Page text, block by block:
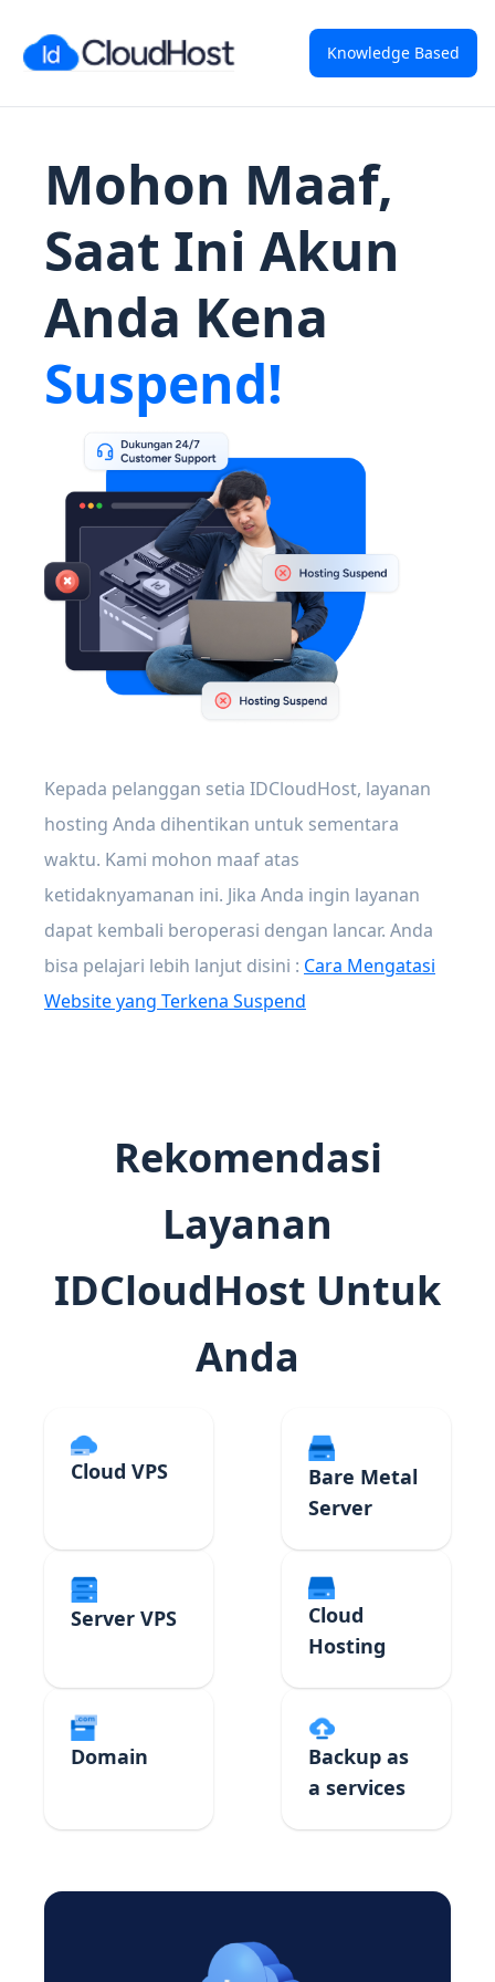
Knowledge Based
Mohon Maaf,
Saat Ini Akun
Anda Kena
Suspend!
Kepada pelanggan setia IDCloudHost, layanan
hosting Anda dihentikan untuk sementara
waktu. Kami mohon maaf atas
ketidaknyamanan ini. Jika Anda ingin layanan
dapat kembali beroperasi dengan lancar. Anda
bisa pelajari lebih lanjut disini : Cara Mengatasi
Website yang Terkena Suspend
Rekomendasi
Layanan
IDCloudHost Untuk
Anda
Cloud VPS
Bare Metal
Server
Server VPS
Cloud
Hosting
Domain
Backup as
a services